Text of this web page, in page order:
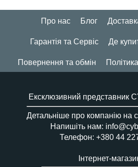
Про нас Блог
Гарантія та Сервіс Де
Повернення та обмін
Ексклюзивний представник
Детальніше про компанію на
Напишіть нам:
Телефон: +380 44
Інтернет-